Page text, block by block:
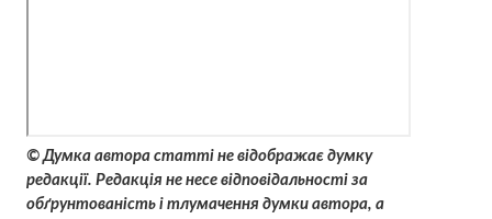
© Думка автора статті не відображає думку
редакції. Редакція не несе відповідальності за
обґрунтованість і тлумачення думки автора, а